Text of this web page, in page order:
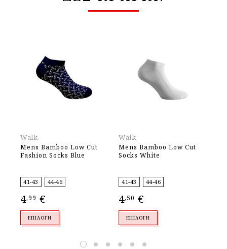
Walk
Mens Bamboo Low Cut
Fashion Socks Blue
41-43 44-46
4,99 €
ΕΠΙΛΟΓΉ
Walk
Mens Bamboo Low Cut
Socks White
41-43 44-46
4,50 €
ΕΠΙΛΟΓΉ